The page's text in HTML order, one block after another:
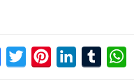
FacebookTwitterPinterestLinkedInTumblr